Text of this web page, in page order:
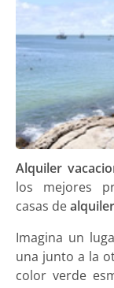
Alquiler
los mejores
casas de
Imagina un
una junto a la
color verde